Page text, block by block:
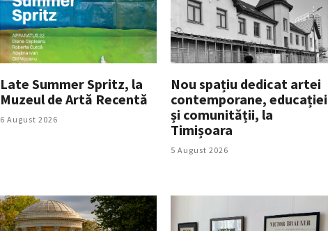
Late Summer Spritz, la
Muzeul de Artă Recentă
6 August 2026
Nou spațiu dedicat artei
contemporane, educației
și comunității, la
Timișoara
5 August 2026